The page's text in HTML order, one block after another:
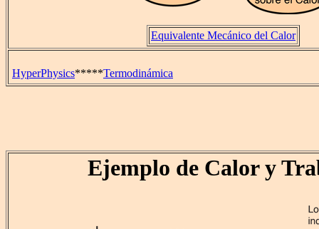
Equivalente Mecánico del Calor
HyperPhysics*****Termodinámica
Ejemplo de Calor y